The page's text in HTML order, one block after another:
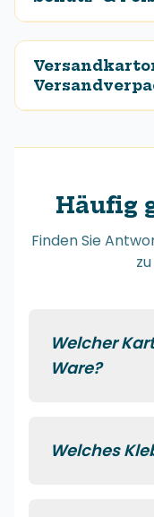
Häufig
Finden Sie
Welcher
Ware?
Welches